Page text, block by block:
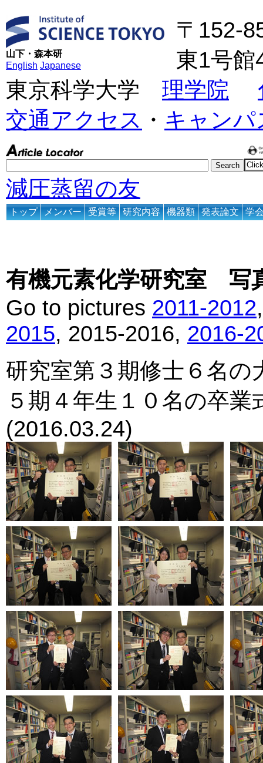
山下・森本研
English Japanese
〒152-
東1号館
東京科学大学 理学院
交通アクセス ・ キャン
減圧蒸留の友
トップ メンバー 受賞等 研究内容 機器類 発表論文 学
有機元素化学研究室 写
Go to pictures 2011-2012
2015, 2015-2016, 2016-
研究室第３期修士６名の
５期４年生１０名の卒
(2016.03.24)